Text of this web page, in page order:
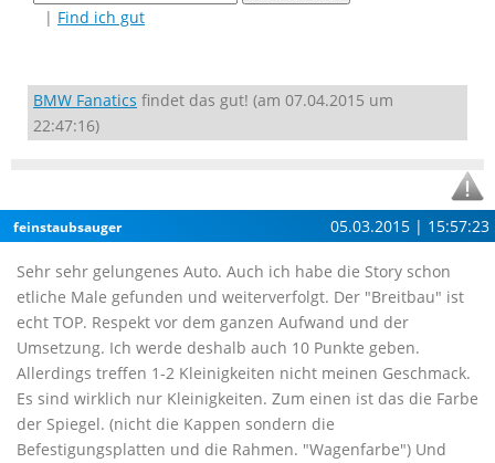
| Find ich gut
BMW Fanatics findet das gut! (am 07.04.2015 um
22:47:16)
feinstaubsauger 05.03.2015 | 15:57:23
Sehr sehr gelungenes Auto. Auch ich habe die Story schon
etliche Male gefunden und weiterverfolgt. Der "Breitbau" ist
echt TOP. Respekt vor dem ganzen Aufwand und der
Umsetzung. Ich werde deshalb auch 10 Punkte geben.
Allerdings treffen 1-2 Kleinigkeiten nicht meinen Geschmack.
Es sind wirklich nur Kleinigkeiten. Zum einen ist das die Farbe
der Spiegel. (nicht die Kappen sondern die
Befestigungsplatten und die Rahmen. "Wagenfarbe") Und